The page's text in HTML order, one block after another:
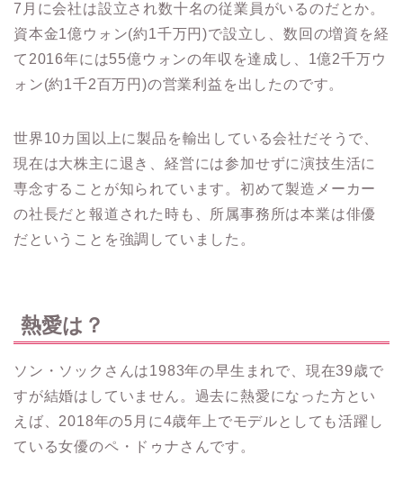
7月に会社は設立され数十名の従業員がいるのだとか。
資本金1億ウォン(約1千万円)で設立し、数回の増資を経
て2016年には55億ウォンの年収を達成し、1億2千万ウ
ォン(約1千2百万円)の営業利益を出したのです。
世界10カ国以上に製品を輸出している会社だそうで、
現在は大株主に退き、経営には参加せずに演技生活に
専念することが知られています。 初めて製造メーカー
の社長だと報道された時も、所属事務所は本業は俳優
だということを強調していました。
熱愛は？
ソン・ソックさんは1983年の早生まれで、現在39歳で
すが結婚はしていません。 過去に熱愛になった方とい
えば、2018年の5月に4歳年上でモデルとしても活躍し
ている女優のペ・ドゥナさんです。